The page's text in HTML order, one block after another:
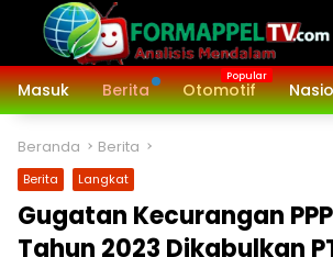
Langsung
konten
Masuk
Berita Otomotif
Beranda Berita
Berita Langkat
Gugatan Kecurangan
Tahun 2023 Dikabulkan